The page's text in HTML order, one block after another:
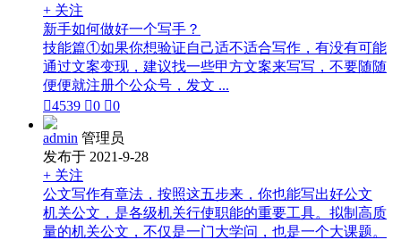
+ 关注
新手如何做好一个写手？
技能篇①如果你想验证自己适不适合写作，有没有可能
通过文案变现，建议找一些甲方文案来写写，不要随随
便便就注册个公众号，发文 ...
4539 0 0
admin 管理员
发布于 2021-9-28
+ 关注
公文写作有章法，按照这五步来，你也能写出好公文
机关公文，是各级机关行使职能的重要工具。拟制高质
量的机关公文，不仅是一门大学问，也是一个大课题。